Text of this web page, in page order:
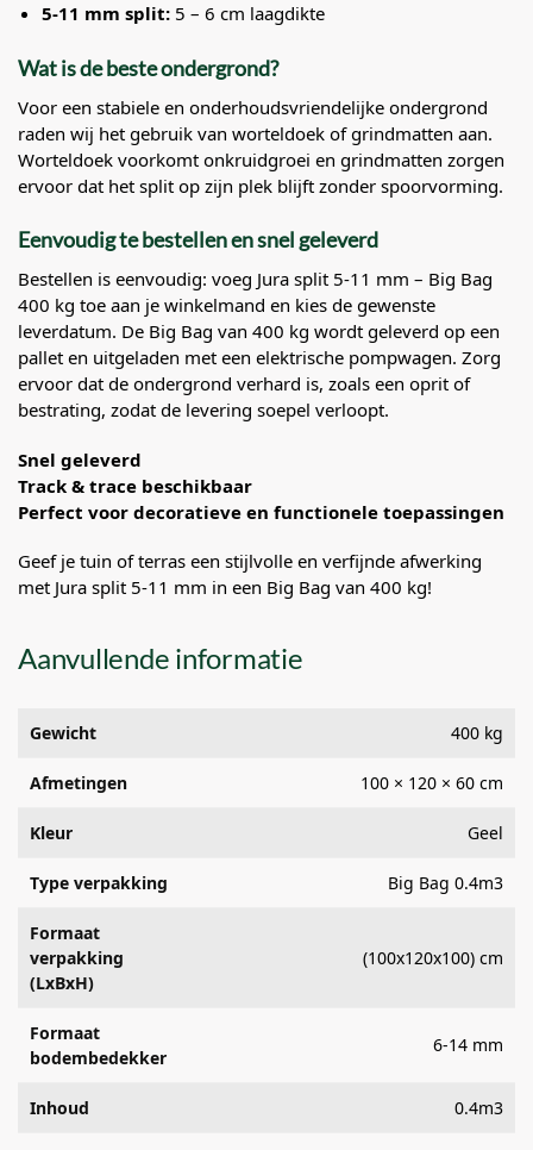
5-11 mm split: 5 – 6 cm laagdikte
Wat is de beste ondergrond?
Voor een stabiele en onderhoudsvriendelijke ondergrond
raden wij het gebruik van worteldoek of grindmatten aan.
Worteldoek voorkomt onkruidgroei en grindmatten zorgen
ervoor dat het split op zijn plek blijft zonder spoorvorming.
Eenvoudig te bestellen en snel geleverd
Bestellen is eenvoudig: voeg Jura split 5-11 mm – Big Bag
400 kg toe aan je winkelmand en kies de gewenste
leverdatum. De Big Bag van 400 kg wordt geleverd op een
pallet en uitgeladen met een elektrische pompwagen. Zorg
ervoor dat de ondergrond verhard is, zoals een oprit of
bestrating, zodat de levering soepel verloopt.
Snel geleverd
Track & trace beschikbaar
Perfect voor decoratieve en functionele toepassingen
Geef je tuin of terras een stijlvolle en verfijnde afwerking
met Jura split 5-11 mm in een Big Bag van 400 kg!
Aanvullende informatie
Gewicht 400 kg
Afmetingen 100 × 120 × 60 cm
Kleur Geel
Type verpakking Big Bag 0.4m3
Formaat
verpakking
(LxBxH)
(100x120x100) cm
Formaat
bodembedekker
6-14 mm
Inhoud 0.4m3